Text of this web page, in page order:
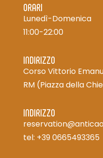
ORARI
Lunedì-Domenica
11:00-22:00
INDIRIZZO
Corso Vittorio
RM (Piazza della
INDIRIZZO
tel: +39 0665493365